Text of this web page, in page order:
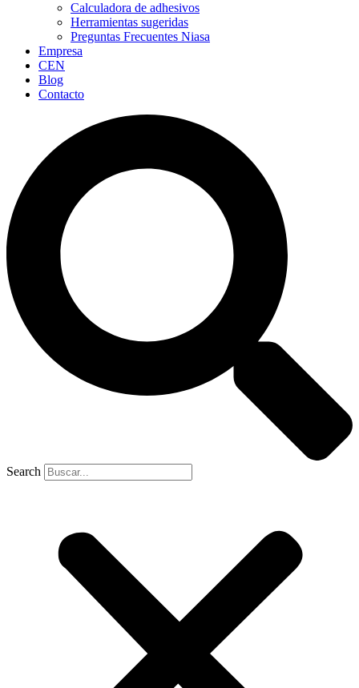
Calculadora de adhesivos
Herramientas sugeridas
Preguntas Frecuentes Niasa
Empresa
CEN
Blog
Contacto
Search